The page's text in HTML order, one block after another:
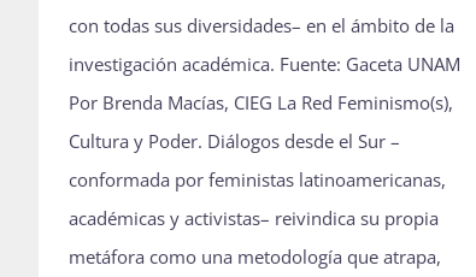
con todas sus diversidades– en el ámbito de la
investigación académica. Fuente: Gaceta UNAM
Por Brenda Macías, CIEG La Red Feminismo(s),
Cultura y Poder. Diálogos desde el Sur –
conformada por feministas latinoamericanas,
académicas y activistas– reivindica su propia
metáfora como una metodología que atrapa,